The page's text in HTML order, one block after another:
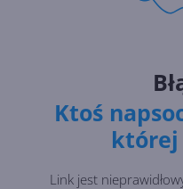
Ktoś
której
Link jest